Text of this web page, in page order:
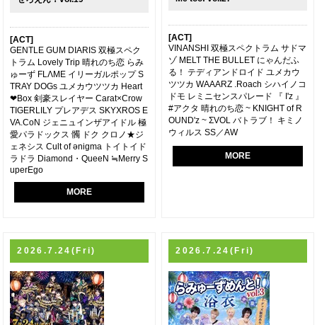
[ACT]
GENTLE GUM DIARIS 双極スペク
トラム Lovely Trip 晴れのち恋 らみ
ゅーず FLΛME イリーガルポップ S
TRAY DOGs ユメカウツツカ Heart
❤︎Box 剣豪スレイヤー Carat×Crow
TIGERLILY プレアデス SKYXROS E
VA.CoN ジェニュインザアイドル 極
愛パラドックス 髑 ドク クロノ★ジ
ェネシス Cult of ǝnigma トイトイド
ラドラ Diamond・QueeN ≒Merry S
uperEgo
MORE
[ACT]
VINANSHI 双極スペクトラム サドマ
ゾ MELT THE BULLET にゃんだふ
る！ テディアンドロイド ユメカウ
ツツカ WAAARZ .Roach シハイノコ
ドモ レミニセンスパレード 『 I'z 』
#アクタ 晴れのち恋 ~ KNIGHT of R
OUND'z ~ ΣVOL バトラブ！ キミノ
ウィルス SS／AW
MORE
2026.7.24(Fri) 2026.7.24(Fri)